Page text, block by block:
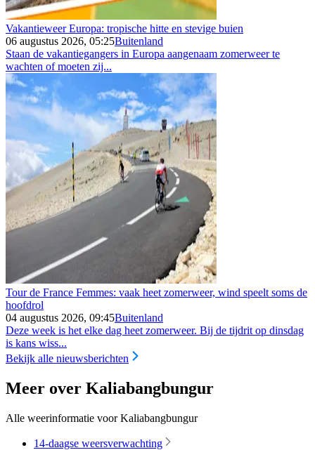
Vakantieweer Europa: tropische hitte en stevige buien
06 augustus 2026, 05:25Buitenland
Staan de vakantiegangers in Europa aangenaam zomerweer te
wachten of moeten zij...
Tour de France Femmes: vaak heet zomerweer, wind speelt soms de
hoofdrol
04 augustus 2026, 09:45Buitenland
Deze week is het elke dag heet zomerweer. Bij de tijdrit op dinsdag
is kans wiss...
Bekijk alle nieuwsberichten
Meer over Kaliabangbungur
Alle weerinformatie voor Kaliabangbungur
14-daagse weersverwachting